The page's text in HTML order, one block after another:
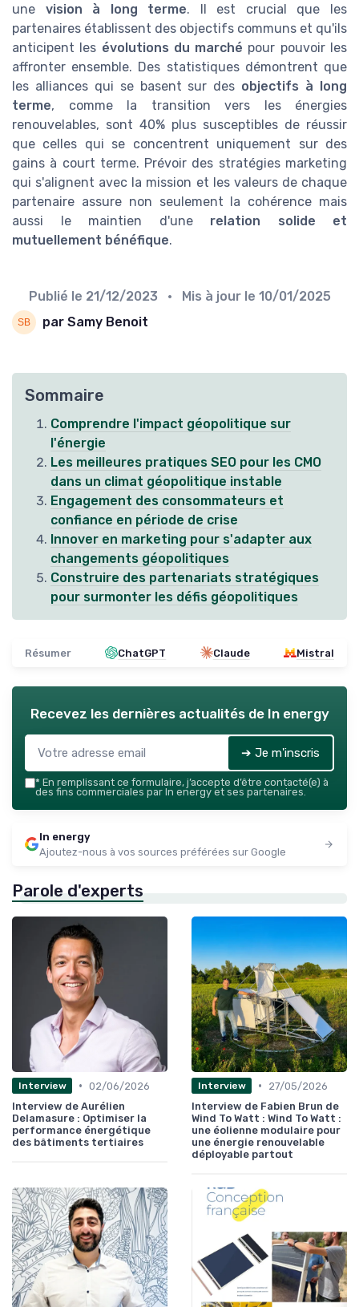
une vision à long terme. Il est crucial que les
partenaires établissent des objectifs communs et qu'ils
anticipent les évolutions du marché pour pouvoir les
affronter ensemble. Des statistiques démontrent que
les alliances qui se basent sur des objectifs à long
terme, comme la transition vers les énergies
renouvelables, sont 40% plus susceptibles de réussir
que celles qui se concentrent uniquement sur des
gains à court terme. Prévoir des stratégies marketing
qui s'alignent avec la mission et les valeurs de chaque
partenaire assure non seulement la cohérence mais
aussi le maintien d'une relation solide et
mutuellement bénéfique.
Publié le 21/12/2023 • Mis à jour le 10/01/2025
par Samy Benoit
Sommaire
Comprendre l'impact géopolitique sur
l'énergie
Les meilleures pratiques SEO pour les CMO
dans un climat géopolitique instable
Engagement des consommateurs et
confiance en période de crise
Innover en marketing pour s'adapter aux
changements géopolitiques
Construire des partenariats stratégiques
pour surmonter les défis géopolitiques
Résumer ChatGPT Claude Mistral
Recevez les dernières actualités de In energy
➔ Je m'inscris
* En remplissant ce formulaire, j’accepte d’être contacté(e) à
des fins commerciales par In energy et ses partenaires.
In energy
Ajoutez-nous à vos sources préférées sur Google
Parole d'experts
Interview • 02/06/2026
Interview de Aurélien
Delamasure : Optimiser la
performance énergétique
des bâtiments tertiaires
Interview •
27/05/2026
Interview de Fabien Brun de
Wind To Watt : Wind To Watt :
une éolienne modulaire pour
une énergie renouvelable
déployable partout